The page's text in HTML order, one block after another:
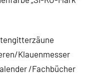
Klauenmesser
/Fachbücher